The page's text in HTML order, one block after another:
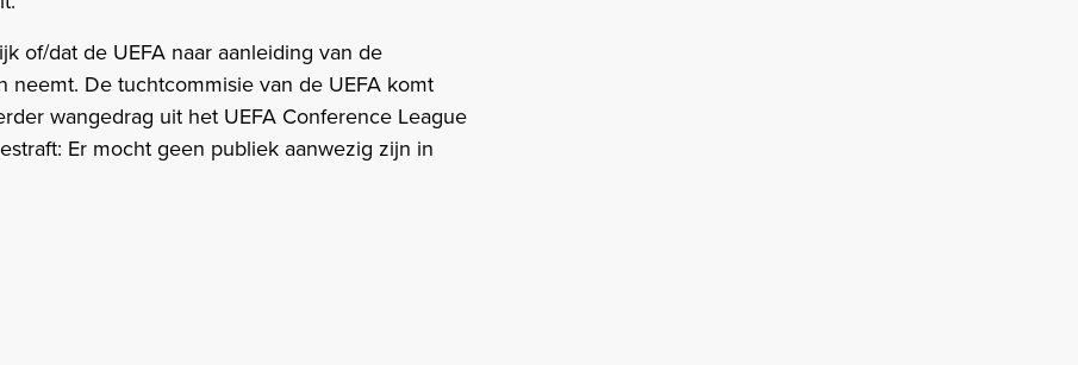
of/dat de UEFA naar aanleiding van de
De tuchtcommisie van de UEFA komt
wangedrag uit het UEFA Conference League
Er mocht geen publiek aanwezig zijn in